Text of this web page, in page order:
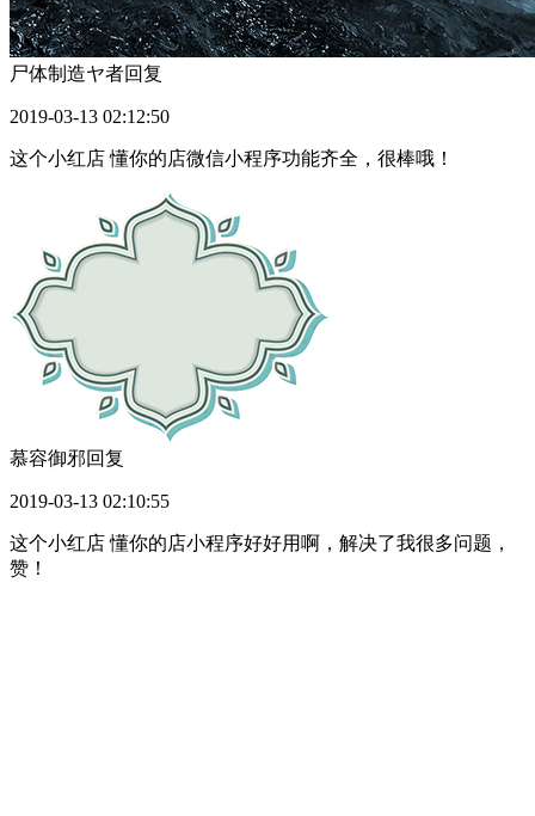
尸体制造ヤ者回复
2019-03-13 02:12:50
这个小红店 懂你的店微信小程序功能齐全，很棒哦！
慕容御邪回复
2019-03-13 02:10:55
这个小红店 懂你的店小程序好好用啊，解决了我很多问题，
赞！